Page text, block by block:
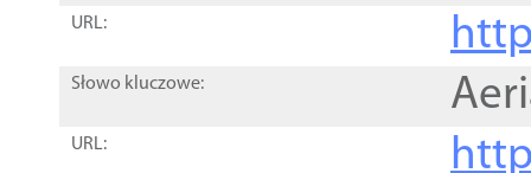
URL:
Słowo kluczowe:
URL: